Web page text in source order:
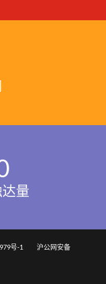
量
号-1
沪公网安备